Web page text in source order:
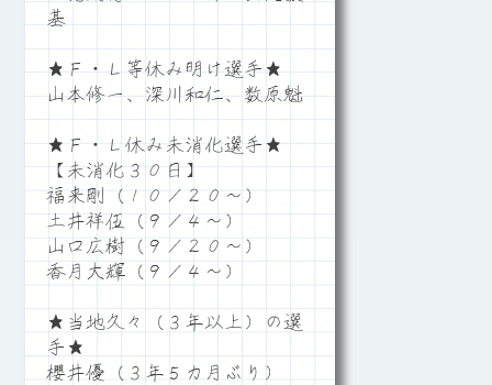
基
★Ｆ・Ｌ等休み明け選手★
山本修一、深川和仁、数原魁
★Ｆ・Ｌ休み未消化選手★
【未消化３０日】
福来剛（１０／２０～）
土井祥伍（９／４～）
山口広樹（９／２０～）
香月大輝（９／４～）
★当地久々（３年以上）の選
手★
櫻井優（３年５カ月ぶり）